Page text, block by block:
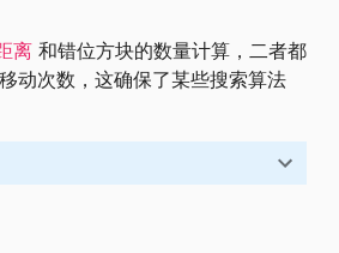
离 和错位方块的数量计算，二者都
动次数，这确保了某些搜索算法